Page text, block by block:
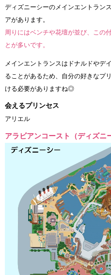
ディズニーシーのメインエントラン
アがあります。
周りにはベンチや花壇が並び、この
とが多いです。
メインエントランスはドナルドやデ
ることがあるため、自分の好きなプ
ける必要がありますね◎
会えるプリンセス
アリエル
アラビアンコースト（ディズニ